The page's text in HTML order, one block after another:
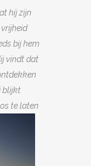
hij zijn
bij hem
vindt dat
blijkt
te laten